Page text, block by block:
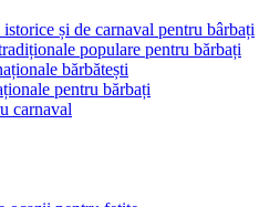
istorice și de carnaval pentru bârbați
populare pentru bărbați
bărbătești
pentru bărbați
carnaval